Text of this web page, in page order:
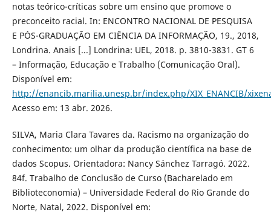
notas teórico-críticas sobre um ensino que promove o
preconceito racial. In: ENCONTRO NACIONAL DE PESQUISA
E PÓS-GRADUAÇÃO EM CIÊNCIA DA INFORMAÇÃO, 19., 2018,
Londrina. Anais [...] Londrina: UEL, 2018. p. 3810-3831. GT 6
– Informação, Educação e Trabalho (Comunicação Oral).
Disponível em:
http://enancib.marilia.unesp.br/index.php/XIX_ENANCIB/
Acesso em: 13 abr. 2026.
SILVA, Maria Clara Tavares da. Racismo na organização do
conhecimento: um olhar da produção científica na base de
dados Scopus. Orientadora: Nancy Sánchez Tarragó. 2022.
84f. Trabalho de Conclusão de Curso (Bacharelado em
Biblioteconomia) – Universidade Federal do Rio Grande do
Norte, Natal, 2022. Disponível em: